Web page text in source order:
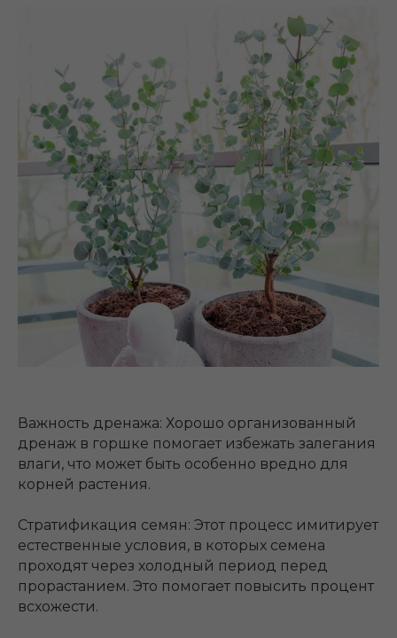
Важность дренажа: Хорошо организованный
дренаж в горшке помогает избежать залегания
влаги, что может быть особенно вредно для
корней растения.
Стратификация семян: Этот процесс имитирует
естественные условия, в которых семена
проходят через холодный период перед
прорастанием. Это помогает повысить процент
всхожести.